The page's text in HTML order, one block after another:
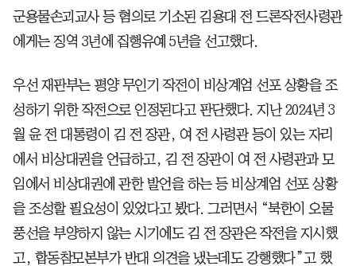
군용물손괴교사 등 혐의로 기소된 김용대 전 드론작전사령관
에게는 징역 3년에 집행유예 5년을 선고했다.
우선 재판부는 평양 무인기 작전이 비상계엄 선포 상황을 조
성하기 위한 작전으로 인정된다고 판단했다. 지난 2024년 3
월 윤 전 대통령이 김 전 장관, 여 전 사령관 등이 있는 자리
에서 비상대권을 언급하고, 김 전 장관이 여 전 사령관과 모
임에서 비상대권에 관한 발언을 하는 등 비상계엄 선포 상황
을 조성할 필요성이 있었다고 봤다. 그러면서 “북한이 오물
풍선을 부양하지 않는 시기에도 김 전 장관은 작전을 지시했
고, 합동참모본부가 반대 의견을 냈는데도 강행했다”고 했